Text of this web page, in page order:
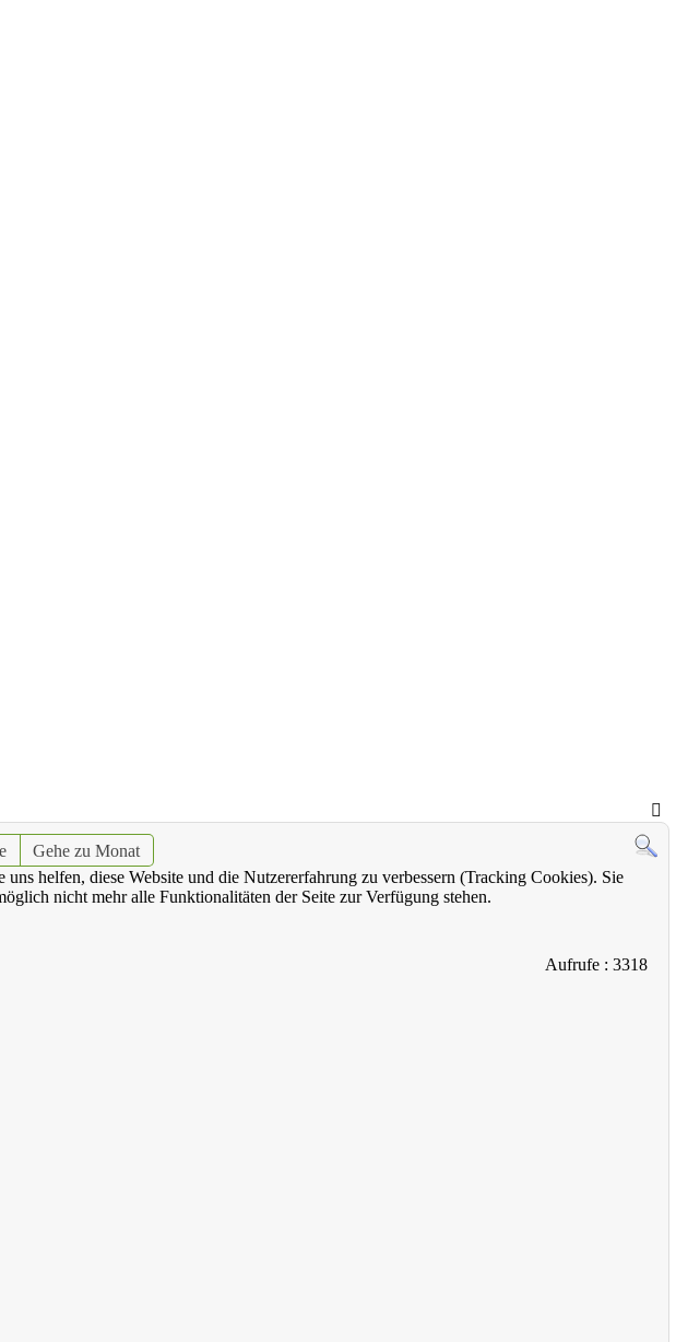
Gehe zu Monat
Aufrufe: 3318
helfen, diese Website und die Nutzererfahrung zu verbessern (Tracking Cookies). Sie
nicht mehr alle Funktionalitäten der Seite zur Verfügung stehen.